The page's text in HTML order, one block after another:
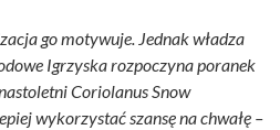
go motywuje. Jednak władza
Igrzyska rozpoczyna poranek
Coriolanus Snow
wykorzystać szansę na chwałę –